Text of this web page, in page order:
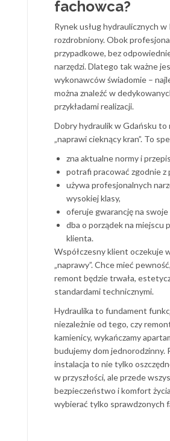
fachowca?
Rynek usług hydraulicznych
rozdrobniony. Obok
przypadkowe, bez
narzędzi. Dlatego tak ważne
wykonawców świadomie –
można znaleźć w
przykładami realizacji.
Dobry hydraulik w Gdańsku
„naprawi cieknący kran”. To
zna aktualne normy i
potrafi pracować zgodnie
używa profesjonalnych
wysokiej klasy,
oferuje gwarancję na swoje
dba o porządek na miejscu
klienta.
Współczesny klient oczekuje
„naprawy”. Chce mieć
remont będzie trwała,
standardami technicznymi.
Hydraulika to fundament
niezależnie od tego, czy
kamienicy, wykańczamy
budujemy dom jednorodzinny.
instalacja to nie tylko
w przyszłości, ale przede
bezpieczeństwo i komfort
wybierać tylko sprawdzonych